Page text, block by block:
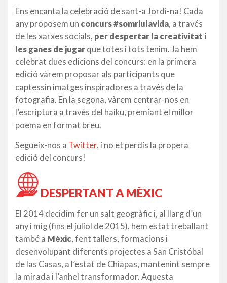
Ens encanta la celebració de sant-a Jordi-na! Cada
any proposem un concurs #somriulavida, a través
de les xarxes socials, per despertar la creativitat i
les ganes de jugar que totes i tots tenim. Ja hem
celebrat dues edicions del concurs: en la primera
edició vàrem proposar als participants que
captessin imatges inspiradores a través de la
fotografia. En la segona, vàrem centrar-nos en
l’escriptura a través del haiku, premiant el millor
poema en format breu.
Segueix-nos a Twitter, i no et perdis la propera
edició del concurs!
DESPERTANT A MÈXIC
El 2014 decidim fer un salt geogràfic i, al llarg d’un
any i mig (fins el juliol de 2015), hem estat treballant
també a Mèxic, fent tallers, formacions i
desenvolupant diferents projectes a San Cristóbal
de las Casas, a l’estat de Chiapas, mantenint sempre
la mirada i l’anhel transformador. Aquesta